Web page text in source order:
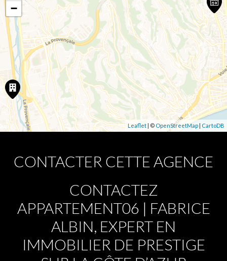
−
Leaflet | © OpenStreetMap | CartoDB
CONTACTER CETTE AGENCE
CONTACTEZ
APPARTEMENT06 | FABRICE
ALBIN, EXPERT EN
IMMOBILIER DE PRESTIGE